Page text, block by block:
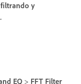
y
EQ > FFT Filter